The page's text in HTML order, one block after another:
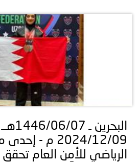
2024/12/09 م -
الرياضي للأمن العام